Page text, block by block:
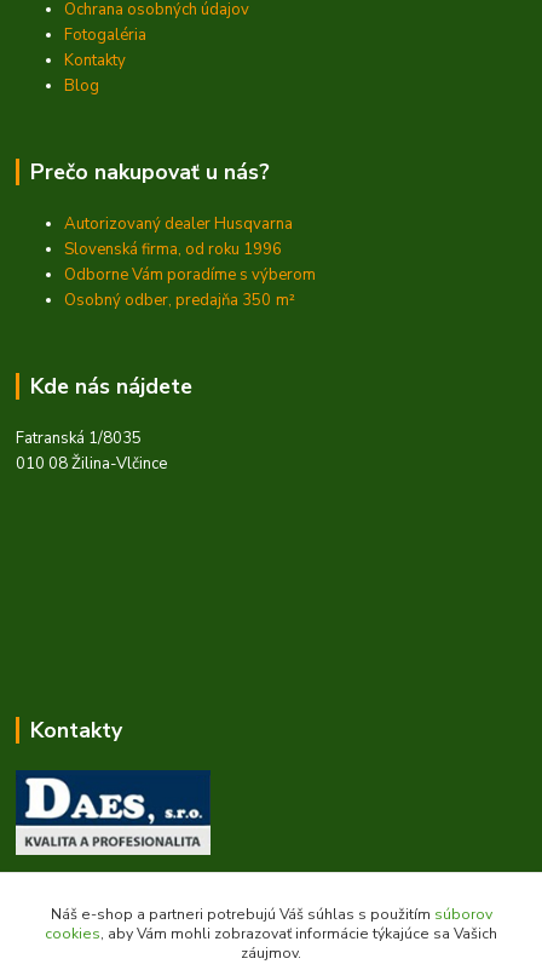
Ochrana osobných údajov
Fotogaléria
Kontakty
Blog
Prečo nakupovať u nás?
Autorizovaný dealer Husqvarna
Slovenská firma, od roku 1996
Odborne Vám poradíme s výberom
Osobný odber, predajňa 350 m²
Kde nás nájdete
Fatranská 1/8035
010 08 Žilina-Vlčince
Kontakty
Zákaznícka podpora daes.sk
+421 903 707 668
(Po-Pia, 8-16 hod.)
Náš e-shop a partneri potrebujú Váš súhlas s použitím súborov
cookies, aby Vám mohli zobrazovať informácie týkajúce sa Vašich
záujmov.